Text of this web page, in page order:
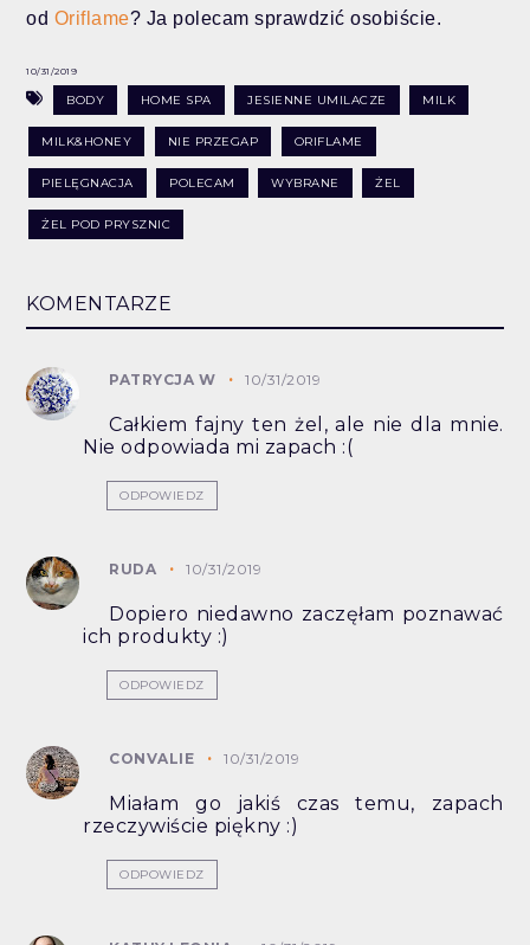
od Oriflame? Ja polecam sprawdzić osobiście.
10/31/2019
BODY HOME SPA JESIENNE UMILACZE MILK
MILK&HONEY NIE PRZEGAP ORIFLAME
PIELĘGNACJA POLECAM WYBRANE ŻEL
ŻEL POD PRYSZNIC
KOMENTARZE
PATRYCJA W 10/31/2019
Całkiem fajny ten żel, ale nie dla mnie.
Nie odpowiada mi zapach :(
ODPOWIEDZ
RUDA 10/31/2019
Dopiero niedawno zaczęłam poznawać
ich produkty :)
ODPOWIEDZ
CONVALIE 10/31/2019
Miałam go jakiś czas temu, zapach
rzeczywiście piękny :)
ODPOWIEDZ